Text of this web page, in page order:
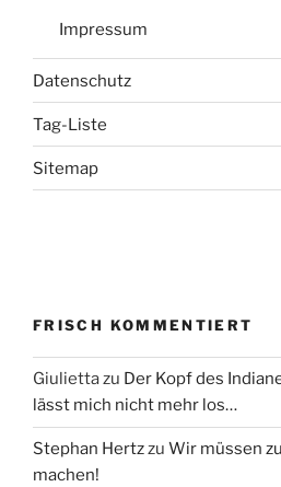
Impressum
Datenschutz
Tag-Liste
Sitemap
FRISCH KOMMENTIERT
Giuliettazu Der Kopf des
lässt mich nicht mehr los…
Stephan Hertzzu Wir müssen
machen!